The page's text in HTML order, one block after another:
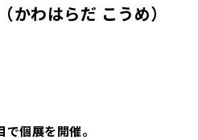
わはらだ こうめ）
個展を開催。